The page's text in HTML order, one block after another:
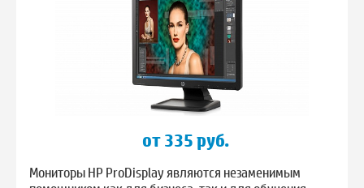
от 335 руб.
Мониторы HP ProDisplay являются незаменимым